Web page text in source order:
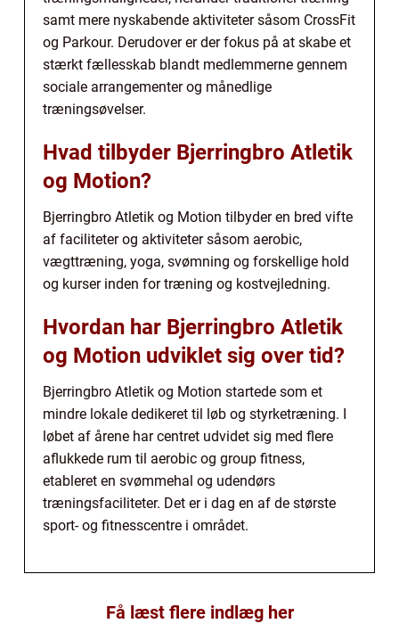
samt mere nyskabende aktiviteter såsom CrossFit
og Parkour. Derudover er der fokus på at skabe et
stærkt fællesskab blandt medlemmerne gennem
sociale arrangementer og månedlige
træningsøvelser.
Hvad tilbyder Bjerringbro Atletik
og Motion?
Bjerringbro Atletik og Motion tilbyder en bred vifte
af faciliteter og aktiviteter såsom aerobic,
vægttræning, yoga, svømning og forskellige hold
og kurser inden for træning og kostvejledning.
Hvordan har Bjerringbro Atletik
og Motion udviklet sig over tid?
Bjerringbro Atletik og Motion startede som et
mindre lokale dedikeret til løb og styrketræning. I
løbet af årene har centret udvidet sig med flere
aflukkede rum til aerobic og group fitness,
etableret en svømmehal og udendørs
træningsfaciliteter. Det er i dag en af de største
sport- og fitnesscentre i området.
Få læst flere indlæg her